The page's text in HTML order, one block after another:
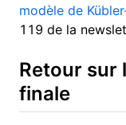
modèle de
119 de la
Retour sur
finale